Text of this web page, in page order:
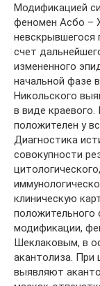
Модификацией
феномен Асбо –
невскрывшегося
счет
измененного
начальной фазе
Никольского
в виде краевого.
положителен у
Диагностика
совокупности
клиническую
положительного
модификации,
Шеклаковым, в
акантолиза. При
выявляют